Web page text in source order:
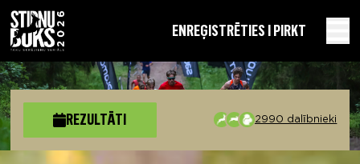
ENREĢISTRĒTIES I PIRKT
REZULTĀTI 2990 dalībnieki